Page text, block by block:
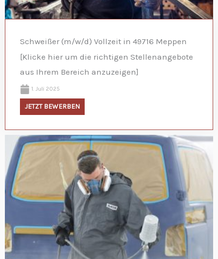
Schweißer (m/w/d) Vollzeit in 49716 Meppen
[Klicke hier um die richtigen Stellenangebote
aus Ihrem Bereich anzuzeigen]
1. Juli 2025
JETZT BEWERBEN